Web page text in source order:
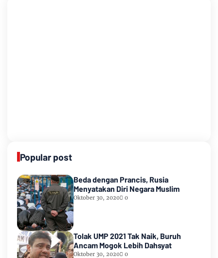
Popular post
Beda dengan Prancis, Rusia
Menyatakan Diri Negara Muslim
Oktober 30, 2020 0
Tolak UMP 2021 Tak Naik, Buruh
Ancam Mogok Lebih Dahsyat
Oktober 30, 2020 0